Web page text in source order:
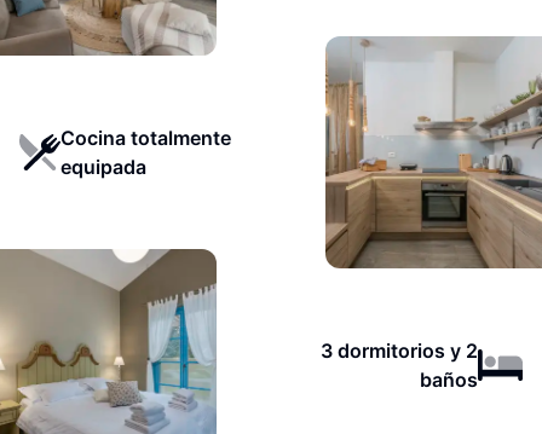
Cocina totalmente
equipada
3 dormitorios y 2
baños